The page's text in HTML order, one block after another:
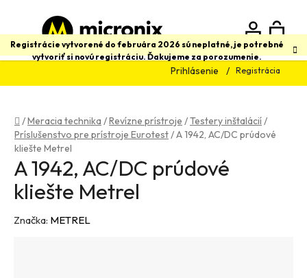
obsah
Registrácie vytvorené do februára 2026 sú neplatné, je potrebné
vytvoriť si novú registráciu. Ďakujeme za porozumenie.
Prihlásenie Registrácia
Hľadať
Domov
/Meracia technika /Revízne prístroje /Testery inštalácií/
Príslušenstvo pre prístroje Eurotest/A 1942, AC/DC prúdové
kliešte Metrel
A 1942, AC/DC prúdové
kliešte Metrel
Značka: METREL